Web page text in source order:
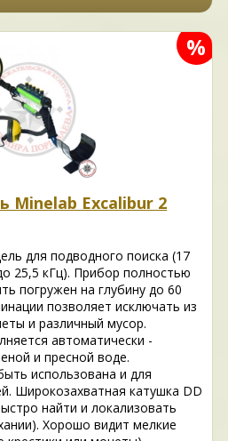
%
Minelab Excalibur 2
для подводного поиска (17
25,5 кГц). Прибор полностью
погружен на глубину до 60
позволяет исключать из
и различный мусор.
автоматически -
и пресной воде.
использована и для
Широкозахватная катушка DD
найти и локализовать
Хорошо видит мелкие